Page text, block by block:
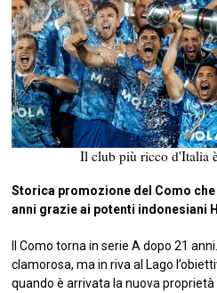
Il club più ricco d'Italia
Storica promozione del Como
anni grazie ai potenti indonesiani
Il Como torna in serie A dopo 21
clamorosa, ma in riva al Lago
quando è arrivata la nuova